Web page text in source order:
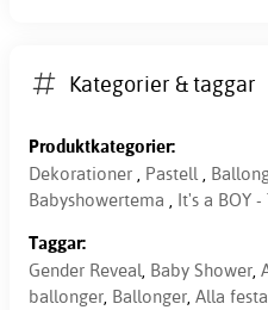
Kategorier & taggar
Produktkategorier:
Dekorationer , Pastell ,
Babyshowertema , It's a BOY
Taggar:
Gender Reveal, Baby Shower,
ballonger, Ballonger, Alla